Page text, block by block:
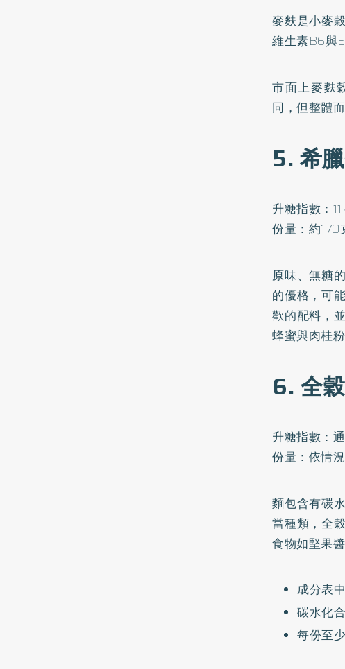
麥麩是小麥
維生素B6與E
市面上麥麩
同，但整體
5. 希
升糖指數：
份量：約170
原味、無糖
的優格，可
歡的配料，
蜂蜜與肉桂粉
6. 全
升糖指數：
份量：依情
麵包含有碳
當種類，全
食物如堅果
成分表
碳水化
每份至